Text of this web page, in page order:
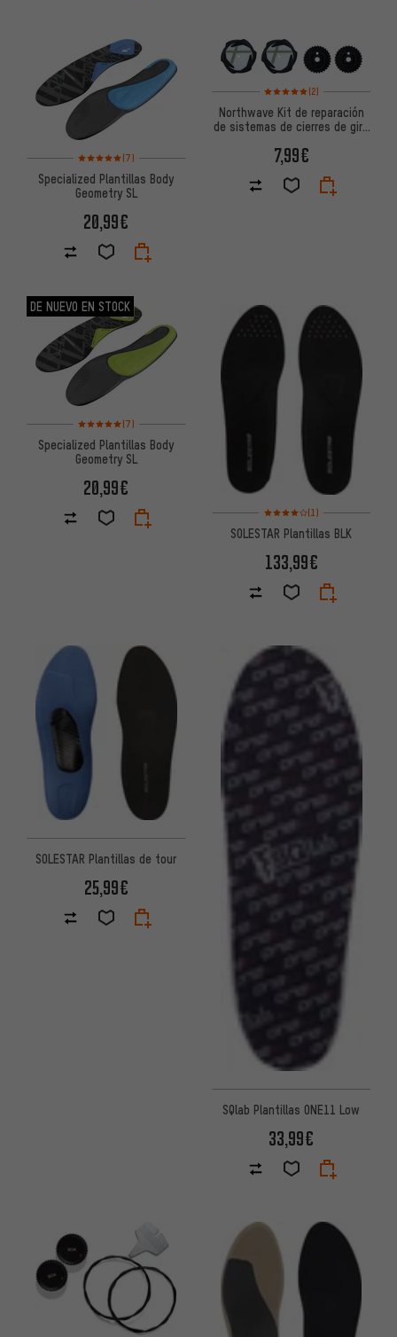
Valoración media: 5 de 5 basada en 7 reseñas
(7)
Specialized Plantillas Body
Geometry SL
20,99€
Valoración media: 5 de 5
(2)
Northwave Kit de reparación
de sistemas de cierres de giro
7,99€
DE NUEVO EN STOCK
Valoración media: 5 de 5 basada en 7 reseñas
(7)
Specialized Plantillas Body
Geometry SL
20,99€
Valoración media: 4 de 5
(1)
SOLESTAR Plantillas BLK
133,99€
SOLESTAR Plantillas de tour
25,99€
SQlab Plantillas ONE11 Low
33,99€